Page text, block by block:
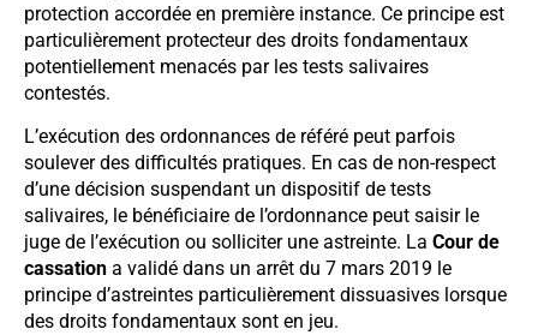
protection accordée en première instance. Ce principe est
particulièrement protecteur des droits fondamentaux
potentiellement menacés par les tests salivaires
contestés.
L’exécution des ordonnances de référé peut parfois
soulever des difficultés pratiques. En cas de non-respect
d’une décision suspendant un dispositif de tests
salivaires, le bénéficiaire de l’ordonnance peut saisir le
juge de l’exécution ou solliciter une astreinte. La Cour de
cassation a validé dans un arrêt du 7 mars 2019 le
principe d’astreintes particulièrement dissuasives lorsque
des droits fondamentaux sont en jeu.